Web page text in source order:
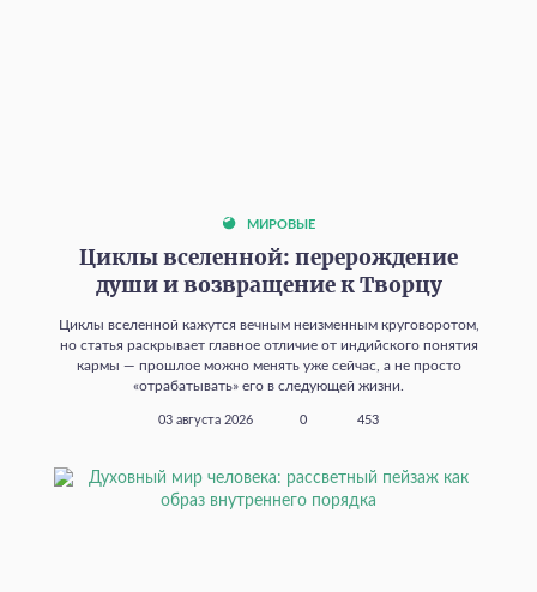
МИРОВЫЕ
Циклы вселенной: перерождение
души и возвращение к Творцу
Циклы вселенной кажутся вечным неизменным круговоротом,
но статья раскрывает главное отличие от индийского понятия
кармы — прошлое можно менять уже сейчас, а не просто
«отрабатывать» его в следующей жизни.
03 августа 2026 0 453